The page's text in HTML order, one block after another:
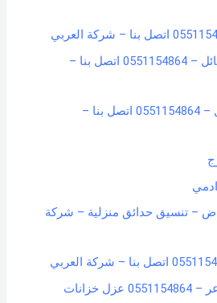
شركة مكافحة حشرات بحائل – 0551154864 اتصل بنا –
فك وتركيب مكيفات بحائل – 0551154864 اتصل بنا –
– تنسيق حدائق منزلية – شركة
شركة تنظيف خزانات بعرعر – 0551154864 عزل خزانات